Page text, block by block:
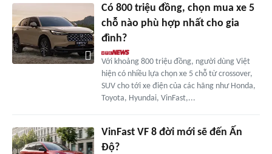
Có 800 triệu đồng, chọn mua xe 5
chỗ nào phù hợp nhất cho gia
đình?
Với khoảng 800 triệu đồng, người dùng Việt
hiện có nhiều lựa chọn xe 5 chỗ từ crossover,
SUV cho tới xe điện của các hãng như Honda,
Toyota, Hyundai, VinFast,...
VinFast VF 8 đời mới sẽ đến Ấn
Độ?